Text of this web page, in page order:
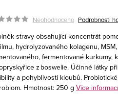
Neohodnoceno Podrobnosti
stravy obsahující koncentrát
hydrolyzovaného kolagenu,
fermentované kurkumy,
z boswelie. Účinné látky
a pohyblivosti kloubů.
Hmotnost: 250 g Více informací